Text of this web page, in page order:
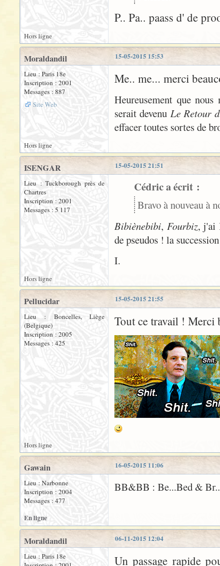
P.. Pa.. paass d' de
Hors ligne
15-05-2015 15:53
Moraldandil
Lieu : Paris 18e
Inscription : 2001
Messages : 887
Site Web
Me.. me... merci
Heureusement que
serait devenu Le Retour
effacer toutes sortes de
Hors ligne
15-05-2015 21:51
ISENGAR
Lieu : Tuckborough près de
Chartres
Inscription : 2001
Messages : 5 117
Cédric a écrit :
Bravo à nouveau à
Bibiènebibi, Fourbiz, j'ai
de pseudos ! la
I.
Hors ligne
15-05-2015 21:55
Pellucidar
Lieu : Boncelles, Liège
(Belgique)
Inscription : 2005
Messages : 425
Tout ce travail ! Merci
Hors ligne
16-05-2015 11:06
Gawain
Lieu : Narbonne
Inscription : 2004
Messages : 477
BB&BB : Be...Bed &
En ligne
06-11-2015 12:04
Moraldandil
Lieu : Paris 18e
Un passage rapide